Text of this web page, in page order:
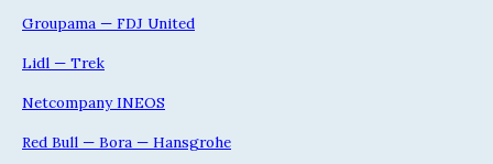
Groupama — FDJ United
Lidl — Trek
Netcompany INEOS
Red Bull — Bora — Hansgrohe